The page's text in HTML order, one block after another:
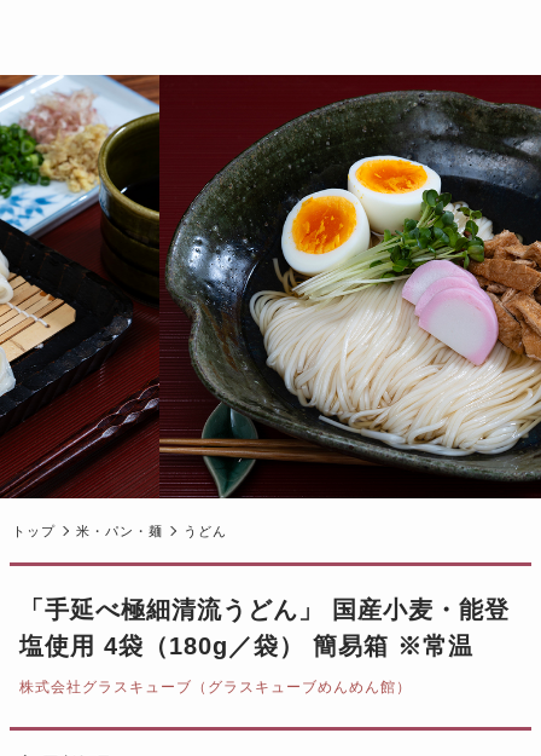
トップ 米・パン・麺 うどん
「手延べ極細清流うどん」 国産小麦・能登
塩使用 4袋（180g／袋） 簡易箱 ※常温
株式会社グラスキューブ（グラスキューブめんめん館）